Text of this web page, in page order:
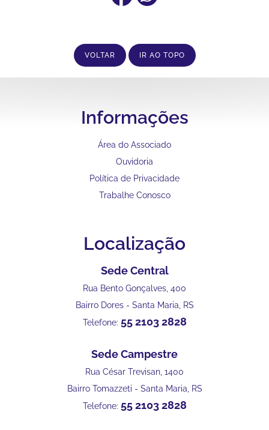
VOLTAR IR AO TOPO
Informações
Área do Associado
Ouvidoria
Política de Privacidade
Trabalhe Conosco
Localização
Sede Central
Rua Bento Gonçalves, 400
Bairro Dores - Santa Maria, RS
Telefone: 55 2103 2828
Sede Campestre
Rua César Trevisan, 1400
Bairro Tomazzeti - Santa Maria, RS
Telefone: 55 2103 2828